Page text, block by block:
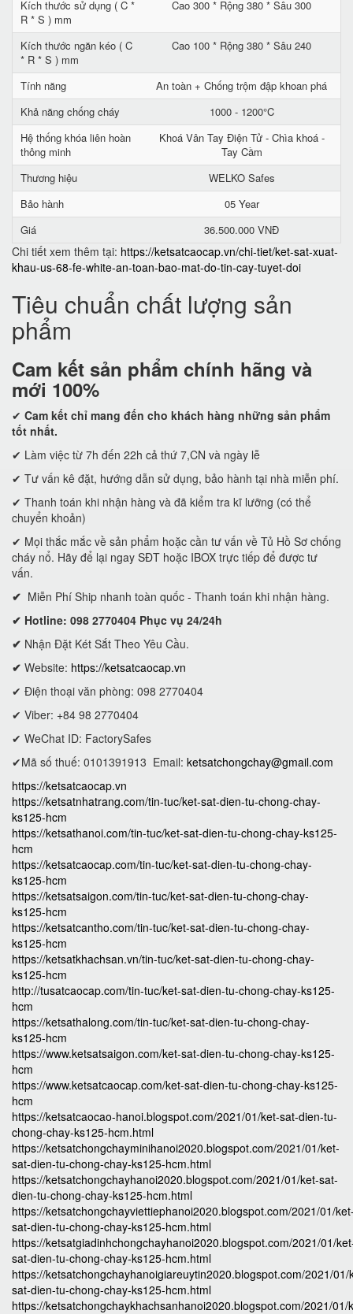
Kích thước sử dụng ( C *
R * S ) mm
Cao 300 * Rộng 380 * Sâu 300
Kích thước ngăn kéo ( C
* R * S ) mm
Cao 100 * Rộng 380 * Sâu 240
Tính năng
An toàn + Chống trộm đập khoan phá
Khả năng chống cháy
1000 - 1200°C
Hệ thống khóa liên hoàn
thông minh
Khoá Vân Tay Điện Tử - Chìa khoá -
Tay Cầm
Thương hiệu
WELKO Safes
Bảo hành
05 Year
Giá
36.500.000 VNĐ
Chi tiết xem thêm tại: https://ketsatcaocap.vn/chi-tiet/ket-sat-xuat-
khau-us-68-fe-white-an-toan-bao-mat-do-tin-cay-tuyet-doi
Tiêu chuẩn chất lượng sản
phẩm
Cam kết sản phẩm chính hãng và
mới 100%
✔ Cam kết chỉ mang đến cho khách hàng những sản phẩm
tốt nhất.
✔ Làm việc từ 7h đến 22h cả thứ 7,CN và ngày lễ
✔ Tư vấn kê đặt, hướng dẫn sử dụng, bảo hành tại nhà miễn phí.
✔ Thanh toán khi nhận hàng và đã kiểm tra kĩ lưỡng (có thể
chuyển khoản)
✔ Mọi thắc mắc về sản phẩm hoặc cần tư vấn về Tủ Hồ Sơ chống
cháy nổ. Hãy để lại ngay SĐT hoặc IBOX trực tiếp để được tư
vấn.
✔ Miễn Phí Ship nhanh toàn quốc - Thanh toán khi nhận hàng.
✔ Hotline: 098 2770404 Phục vụ 24/24h
✔ Nhận Đặt Két Sắt Theo Yêu Cầu.
✔ Website: https://ketsatcaocap.vn
✔ Điện thoại văn phòng: 098 2770404
✔ Viber: +84 98 2770404
✔ WeChat ID: FactorySafes
✔Mã số thuế: 0101391913 Email: ketsatchongchay@gmail.com
https://ketsatcaocap.vn
https://ketsatnhatrang.com/tin-tuc/ket-sat-dien-tu-chong-chay-
ks125-hcm
https://ketsathanoi.com/tin-tuc/ket-sat-dien-tu-chong-chay-ks125-
hcm
https://ketsatcaocap.com/tin-tuc/ket-sat-dien-tu-chong-chay-
ks125-hcm
https://ketsatsaigon.com/tin-tuc/ket-sat-dien-tu-chong-chay-
ks125-hcm
https://ketsatcantho.com/tin-tuc/ket-sat-dien-tu-chong-chay-
ks125-hcm
https://ketsatkhachsan.vn/tin-tuc/ket-sat-dien-tu-chong-chay-
ks125-hcm
http://tusatcaocap.com/tin-tuc/ket-sat-dien-tu-chong-chay-ks125-
hcm
https://ketsathalong.com/tin-tuc/ket-sat-dien-tu-chong-chay-
ks125-hcm
https://www.ketsatsaigon.com/ket-sat-dien-tu-chong-chay-ks125-
hcm
https://www.ketsatcaocap.com/ket-sat-dien-tu-chong-chay-ks125-
hcm
https://ketsatcaocao-hanoi.blogspot.com/2021/01/ket-sat-dien-tu-
chong-chay-ks125-hcm.html
https://ketsatchongchayminihanoi2020.blogspot.com/2021/01/ket-
sat-dien-tu-chong-chay-ks125-hcm.html
https://ketsatchongchayhanoi2020.blogspot.com/2021/01/ket-sat-
dien-tu-chong-chay-ks125-hcm.html
https://ketsatchongchayviettiephanoi2020.blogspot.com/2021/01/
sat-dien-tu-chong-chay-ks125-hcm.html
https://ketsatgiadinhchongchayhanoi2020.blogspot.com/2021/01/
sat-dien-tu-chong-chay-ks125-hcm.html
https://ketsatchongchayhanoigiareuytin2020.blogspot.com/2021/01/
sat-dien-tu-chong-chay-ks125-hcm.html
https://ketsatchongchaykhachsanhanoi2020.blogspot.com/2021/01/